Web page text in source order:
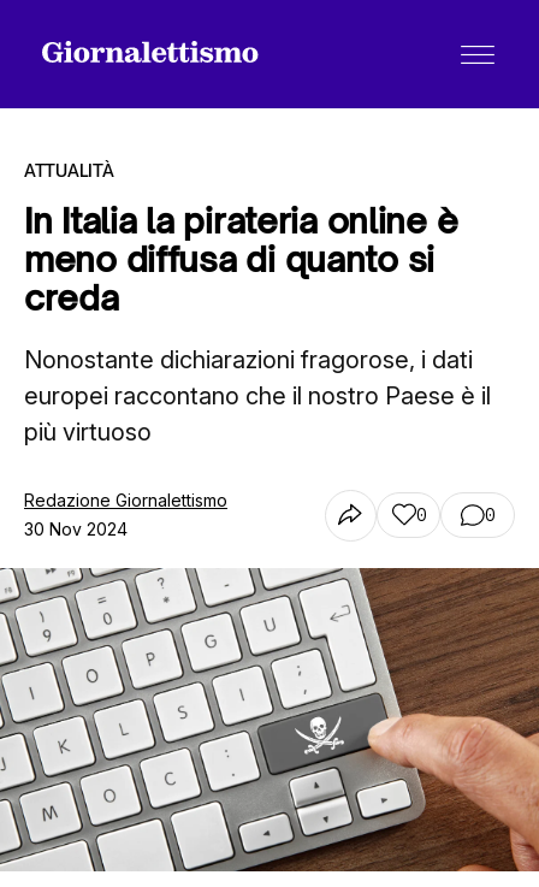
Tutti gli articoli
Chi siamo
Contatti
ATTUALITÀ
In Italia la pirateria online è
meno diffusa di quanto si
creda
Nonostante dichiarazioni fragorose, i dati
europei raccontano che il nostro Paese è il
più virtuoso
Redazione Giornalettismo
30 Nov 2024
0 0